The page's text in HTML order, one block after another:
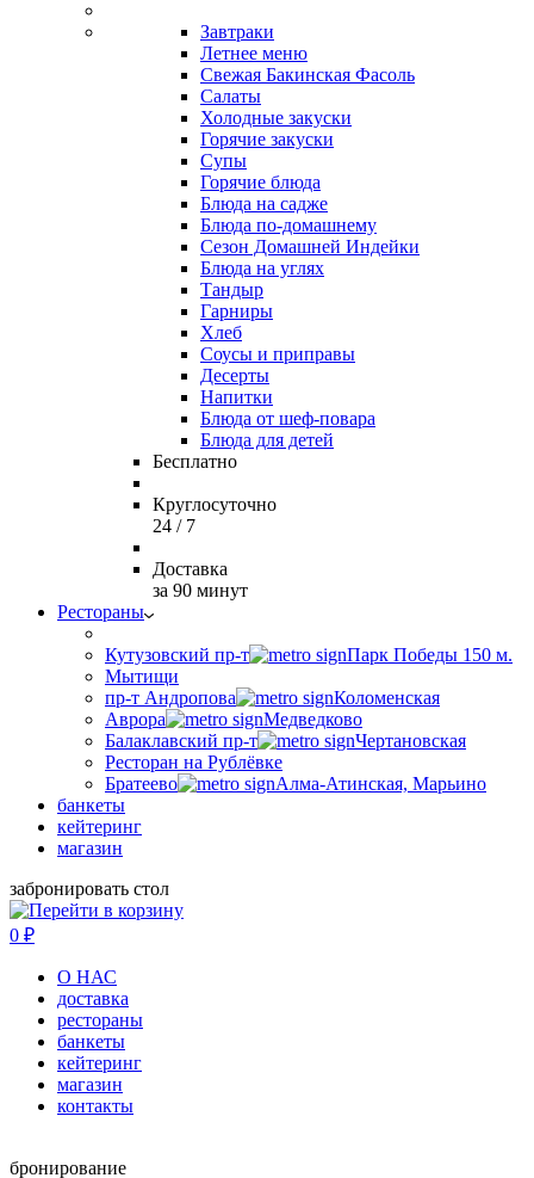
Завтраки
Летнее меню
Свежая Бакинская Фасоль
Салаты
Холодные закуски
Горячие закуски
Супы
Горячие блюда
Блюда на садже
Блюда по-домашнему
Сезон Домашней Индейки
Блюда на углях
Тандыр
Гарниры
Хлеб
Соусы и приправы
Десерты
Напитки
Блюда от шеф-повара
Блюда для детей
Бесплатно
Круглосуточно
24 / 7
Доставка
за 90 минут
Рестораны
Кутузовский пр-т
Парк Победы 150 м.
Мытищи
пр-т Андропова
Коломенская
Аврора
Медведково
Балаклавский пр-т
Чертановская
Ресторан на Рублёвке
Братеево
Алма-Атинская, Марьино
банкеты
кейтеринг
магазин
забронировать стол
0 ₽
О НАС
доставка
рестораны
банкеты
кейтеринг
магазин
контакты
бронирование